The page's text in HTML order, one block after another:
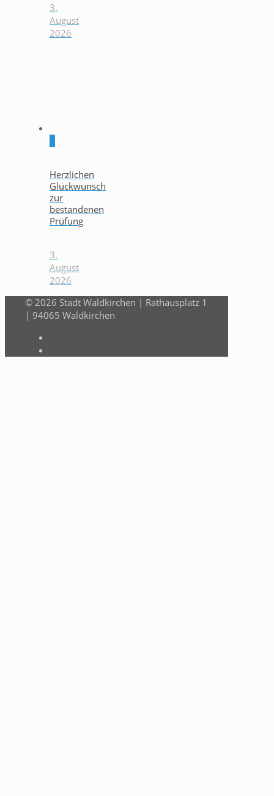
3.
August
2026
Herzlichen
Glückwunsch
zur
bestandenen
Prüfung
3.
August
2026
© 2026 Stadt Waldkirchen | Rathausplatz 1
| 94065 Waldkirchen